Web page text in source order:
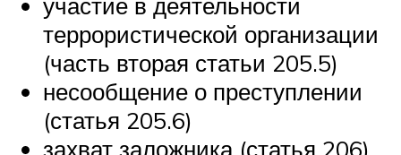
террористической организации
(часть вторая статьи 205.5)
несообщение о преступлении
(статья 205.6)
захват заложника (статья 206)